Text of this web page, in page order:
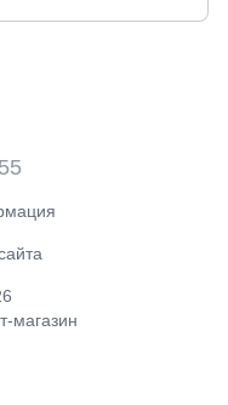
магазин